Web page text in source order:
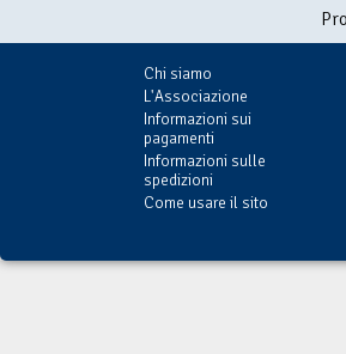
Chi siamo
L'Associazione
Informazioni sui
pagamenti
Informazioni sulle
spedizioni
Come usare il sito